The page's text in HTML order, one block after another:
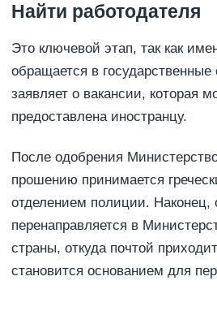
Найти работодателя
Это ключевой этап, так как
обращается в
заявляет о вакансии, которая
предоставлена иностранцу.
После одобрения
прошению принимается
отделением полиции. Наконец,
перенаправляется в
страны, откуда почтой
становится основанием для